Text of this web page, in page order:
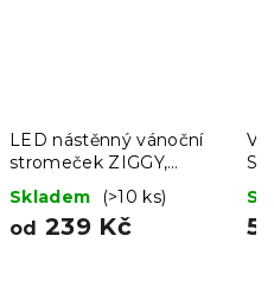
LED nástěnný vánoční
stromeček ZIGGY,
hnědý - více velikostí
Skladem (>10 ks)
od 239 Kč